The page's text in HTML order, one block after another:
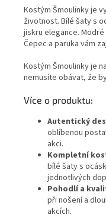
Kostým Šmoulinky je
životnost. Bílé šaty s
jiskru elegance.
Čepec a paruka vám
Kostým Šmoulinky je
nemusíte obávat, že
Více o produktu:
Autentický
oblíbenou
akci.
Kompletní
bílé šaty s
jednotlivých
Pohodlí a
při nošení a
akcích.